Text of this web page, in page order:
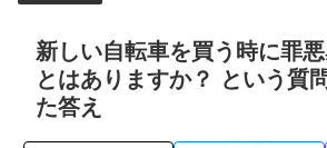
新しい自転車を買う時に罪
とはありますか？ という質
た答え